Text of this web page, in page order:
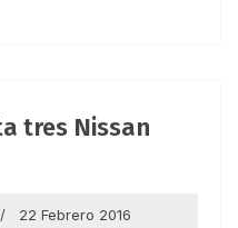
tres Nissan
22 Febrero 2016